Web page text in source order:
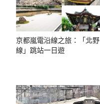
京都嵐電沿線之旅：「北野
線」跳站一日遊